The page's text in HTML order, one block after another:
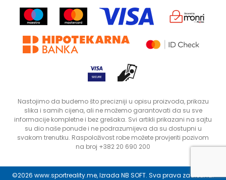
Kontakt
Prodavnice
Uputstvo za registraciju
Reklamacije
Povrat robe i povrat sredstava
Status porudžbine
Nastojimo da budemo što precizniji u opisu proizvoda, prikazu
slika i samih cijena, ali ne možemo garantovati da su sve
informacije kompletne i bez grešaka. Svi artikli prikazani na sajtu
su dio naše ponude i ne podrazumijeva da su dostupni u
svakom trenutku. Raspoloživost robe možete provjeriti pozivom
na broj +382 20 690 200
©2026 www.sportreality.me, Izrada NB SOFT. Sva prava zadržana.